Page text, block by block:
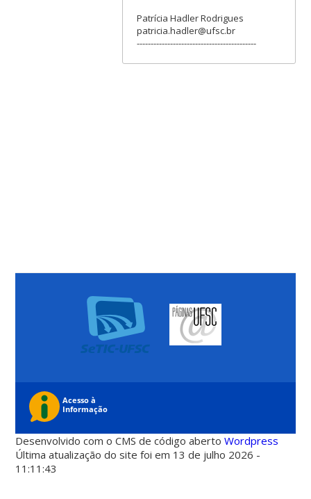
Patrícia Hadler Rodrigues
patricia.hadler@ufsc.br
-------------------------------------------
Desenvolvido com o CMS de código abertoWordpress
Última atualização do site foi em 13 de julho 2026 -
11:11:43